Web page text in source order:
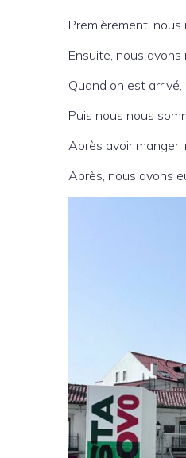
Premièrement,
Ensuite, nous
Quand on est
Puis nous nous
Après avoir manger,
Après, nous avons